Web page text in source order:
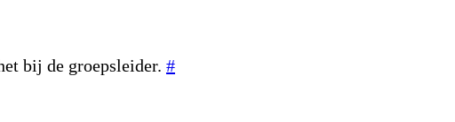
bij de groepsleider. #